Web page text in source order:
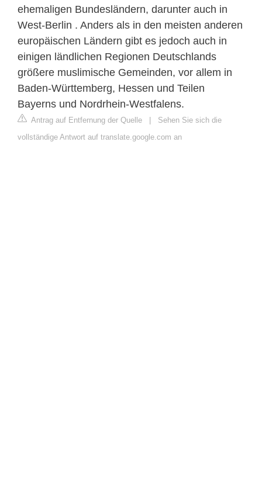
ehemaligen Bundesländern, darunter auch in
West-Berlin . Anders als in den meisten anderen
europäischen Ländern gibt es jedoch auch in
einigen ländlichen Regionen Deutschlands
größere muslimische Gemeinden, vor allem in
Baden-Württemberg, Hessen und Teilen
Bayerns und Nordrhein-Westfalens.
Antrag auf Entfernung der Quelle | Sehen Sie sich die
vollständige Antwort auf translate.google.com an